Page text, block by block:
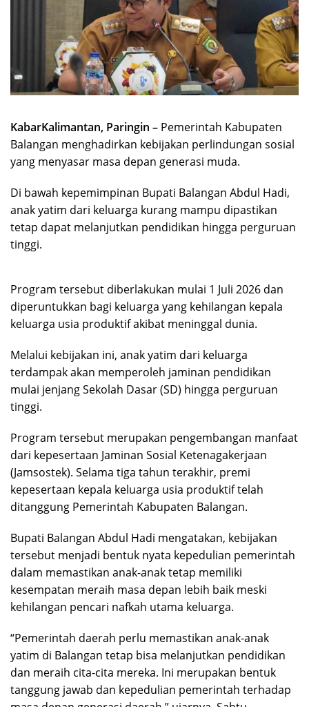
KabarKalimantan, Paringin – Pemerintah Kabupaten
Balangan menghadirkan kebijakan perlindungan sosial
yang menyasar masa depan generasi muda.
Di bawah kepemimpinan Bupati Balangan Abdul Hadi,
anak yatim dari keluarga kurang mampu dipastikan
tetap dapat melanjutkan pendidikan hingga perguruan
tinggi.
Program tersebut diberlakukan mulai 1 Juli 2026 dan
diperuntukkan bagi keluarga yang kehilangan kepala
keluarga usia produktif akibat meninggal dunia.
Melalui kebijakan ini, anak yatim dari keluarga
terdampak akan memperoleh jaminan pendidikan
mulai jenjang Sekolah Dasar (SD) hingga perguruan
tinggi.
Program tersebut merupakan pengembangan manfaat
dari kepesertaan Jaminan Sosial Ketenagakerjaan
(Jamsostek). Selama tiga tahun terakhir, premi
kepesertaan kepala keluarga usia produktif telah
ditanggung Pemerintah Kabupaten Balangan.
Bupati Balangan Abdul Hadi mengatakan, kebijakan
tersebut menjadi bentuk nyata kepedulian pemerintah
dalam memastikan anak-anak tetap memiliki
kesempatan meraih masa depan lebih baik meski
kehilangan pencari nafkah utama keluarga.
“Pemerintah daerah perlu memastikan anak-anak
yatim di Balangan tetap bisa melanjutkan pendidikan
dan meraih cita-cita mereka. Ini merupakan bentuk
tanggung jawab dan kepedulian pemerintah terhadap